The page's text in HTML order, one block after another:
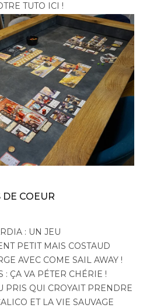
TUTO ICI !
DE COEUR
: UN JEU
PETIT MAIS COSTAUD
AVEC COME SAIL AWAY !
: ÇA VA PÉTER CHÉRIE !
PRIS QUI CROYAIT PRENDRE
ET LA VIE SAUVAGE